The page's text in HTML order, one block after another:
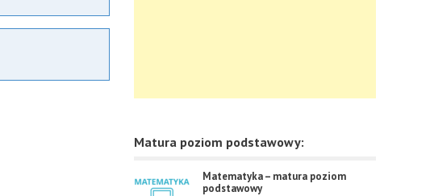
Matura poziom podstawowy:
Matematyka – matura poziom
podstawowy